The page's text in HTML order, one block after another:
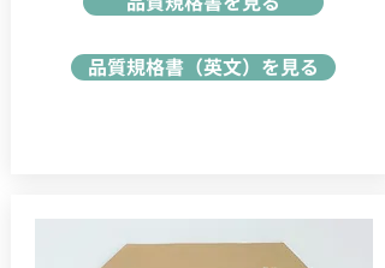
品質規格書（英文）を見る